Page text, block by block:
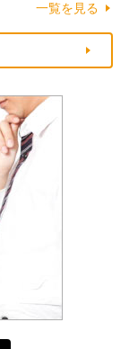
一覧を見る